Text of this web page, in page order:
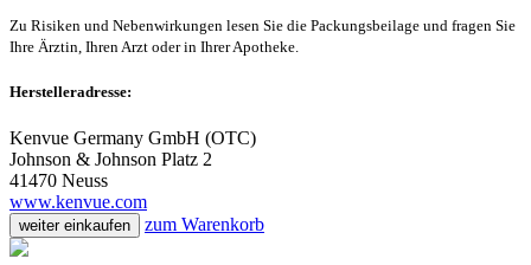
Zu Risiken und Nebenwirkungen lesen Sie die Packungsbeilage und fragen Sie
Ihre Ärztin, Ihren Arzt oder in Ihrer Apotheke.
Herstelleradresse:
Kenvue Germany GmbH (OTC)
Johnson & Johnson Platz 2
41470 Neuss
www.kenvue.com
weiter einkaufen zum Warenkorb